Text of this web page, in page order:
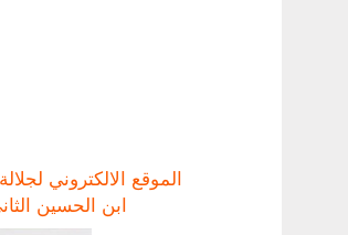
الموقع الالكتروني
ابن الحسين